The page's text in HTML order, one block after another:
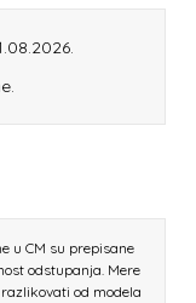
u CM su prepisane
odstupanja. Mere
od modela